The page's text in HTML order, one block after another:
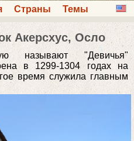
Страны Темы
Акерсхус, Осло
называют "Девичья"
в 1299-1304 годах на
время служила главным